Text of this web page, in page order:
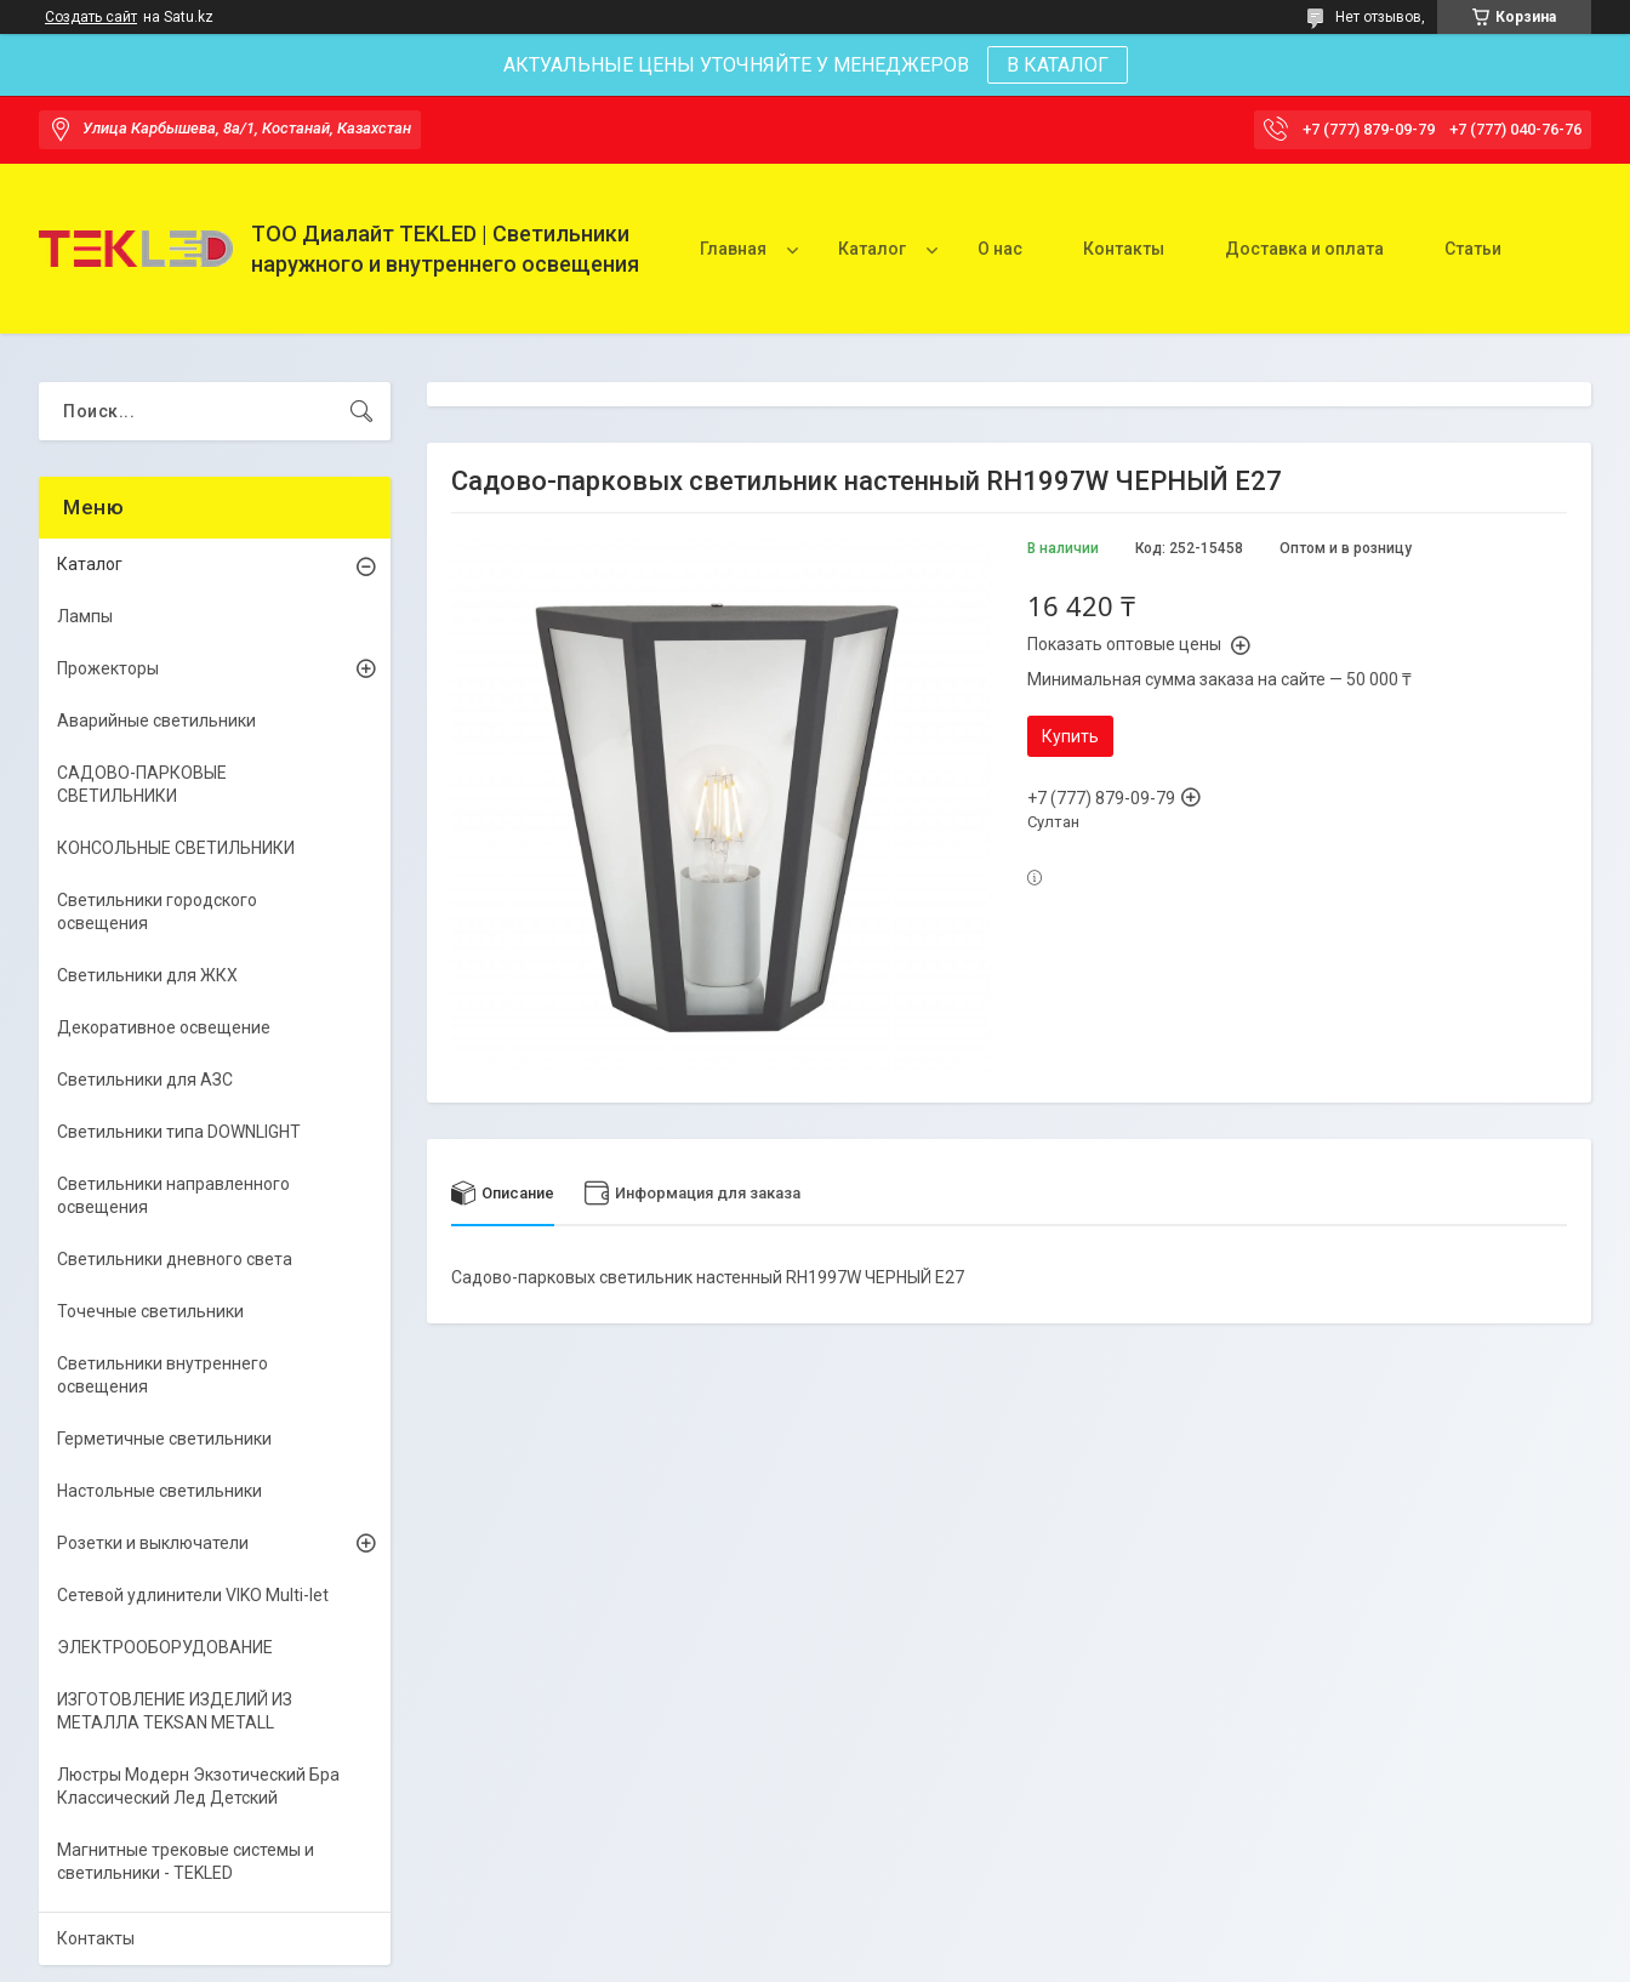
Создать сайт на Satu.kz Корзина
Нет отзывов,
АКТУАЛЬНЫЕ ЦЕНЫ УТОЧНЯЙТЕ У МЕНЕДЖЕРОВ В КАТАЛОГ
Улица Карбышева, 8а/1, Костанай, Казахстан +7 (777) 879-09-79 +7 (777) 040-76-76
ТОО Диалайт TEKLED | Светильники
наружного и внутреннего освещения
Главная Каталог О нас Контакты Доставка и оплата Статьи
Садово-парковых светильник настенный RH1997W ЧЕРНЫЙ Е27
В наличии Оптом и в розницу
Код: 252-15458
16 420 ₸
Показать оптовые цены
Минимальная сумма заказа на сайте — 50 000 ₸
Купить
+7 (777) 879-09-79
Султан
Описание Информация для заказа
Садово-парковых светильник настенный RH1997W ЧЕРНЫЙ Е27
Каталог
Лампы
Прожекторы
Аварийные светильники
САДОВО-ПАРКОВЫЕ
СВЕТИЛЬНИКИ
КОНСОЛЬНЫЕ СВЕТИЛЬНИКИ
Светильники городского
освещения
Светильники для ЖКХ
Декоративное освещение
Светильники для АЗС
Светильники типа DOWNLIGHT
Светильники направленного
освещения
Светильники дневного света
Точечные светильники
Светильники внутреннего
освещения
Герметичные светильники
Настольные светильники
Розетки и выключатели
Сетевой удлинители VIKO Multi-let
ЭЛЕКТРООБОРУДОВАНИЕ
ИЗГОТОВЛЕНИЕ ИЗДЕЛИЙ ИЗ
МЕТАЛЛА TEKSAN METALL
Люстры Модерн Экзотический Бра
Классический Лед Детский
Магнитные трековые системы и
светильники - TEKLED
Контакты